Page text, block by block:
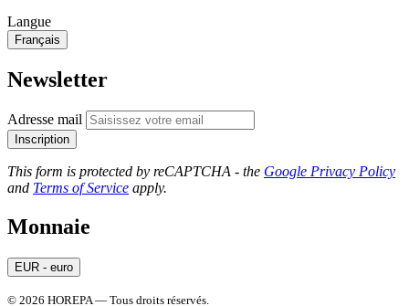
Langue
Français
Newsletter
Adresse mail
Inscription
This form is protected by reCAPTCHA - the Google Privacy Policy
and Terms of Service apply.
Monnaie
EUR - euro
© 2026 HOREPA — Tous droits réservés.